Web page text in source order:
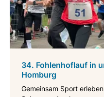
34. Fohlenhoflauf in
Homburg
Gemeinsam Sport